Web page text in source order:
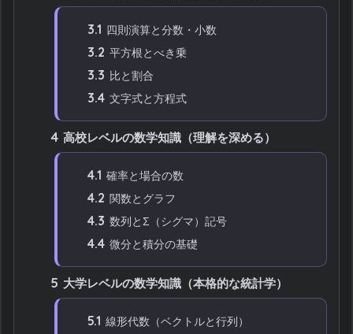
3.1 四則演算と分数・小数
3.2 平方根とべき乗
3.3 比と割合
3.4 文字式と方程式
4 高校レベルの数学知識（理解を深める）
4.1 確率と場合の数
4.2 関数とグラフ
4.3 数列とΣ（シグマ）記号
4.4 微分と積分の基礎
5 大学レベルの数学知識（本格的な統計学）
5.1 線形代数（ベクトルと行列）